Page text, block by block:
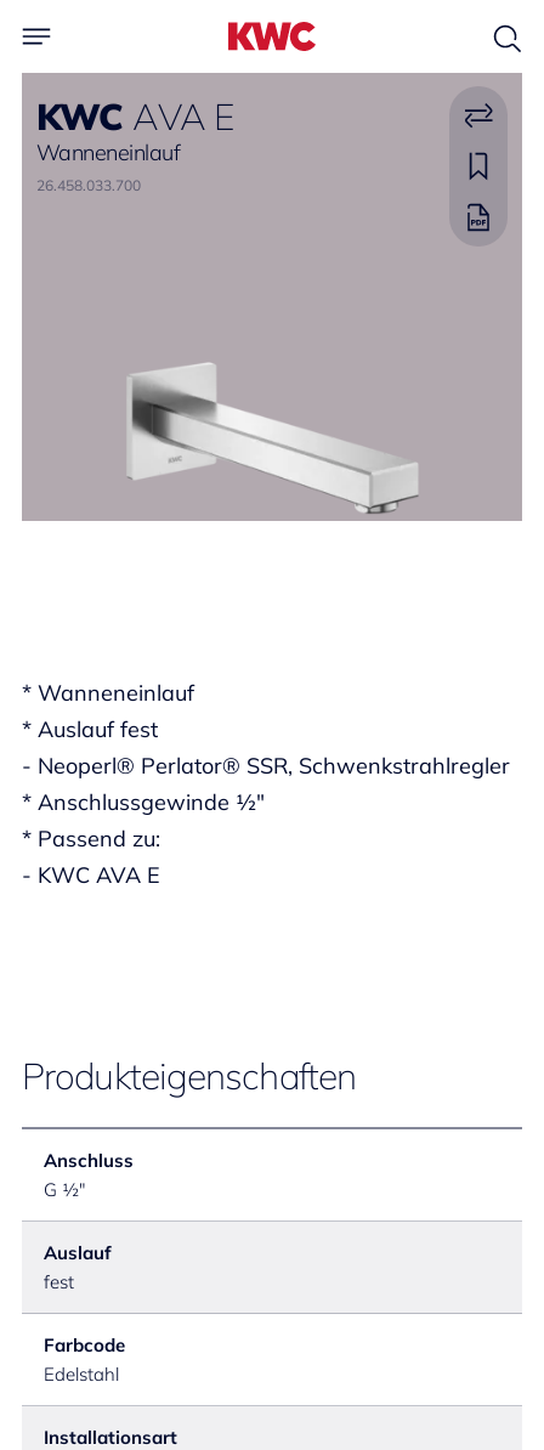
KWC AVA E
Wanneneinlauf
26.458.033.700
* Wanneneinlauf
* Auslauf fest
- Neoperl® Perlator® SSR, Schwenkstrahlregler
* Anschlussgewinde ½"
* Passend zu:
- KWC AVA E
Produkteigenschaften
Anschluss
G ½"
Auslauf
fest
Farbcode
Edelstahl
Installationsart